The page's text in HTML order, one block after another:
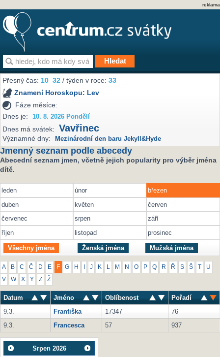
reklama
Přesný čas:10 32 / týden v roce:33
Znamení Horoskopu: Lev
Fáze měsíce:
Dnes je:
10. 8. 2026 Pondělí
Dnes má svátek: Vavřinec
Významné dny: Mezinárodní den baru Jekyll&Hyde
Jmenný seznam podle abecedy
Abecední seznam jmen, včetně jejich popularity pro výběr jména
dítě.
leden únor
březen
duben
květen
červen
červenec
srpen
září
říjen
listopad prosinec
Všechny jména Ženská jména Mužská jména
A B C Č D E F G H J K M N O P Q R Ř S Š U
V W X Y Z Ž
Datum Jméno Oblíbenost
Pořadí
9.3.
Františka 17347
76
9.3.
Francesca 57 937
Srpen 2026